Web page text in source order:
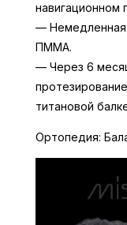
навигационном
— Немедленная
ПММА.
— Через 6
титановой
Ортопедия: